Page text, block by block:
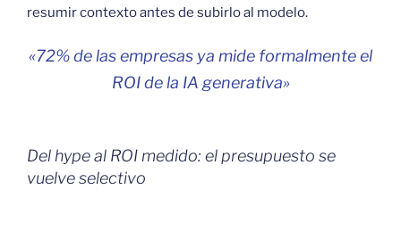
resumir contexto antes de subirlo al modelo.​
«72% de las empresas ya mide formalmente el
ROI de la IA generativa»
Del hype al ROI medido: el presupuesto se
vuelve selectivo